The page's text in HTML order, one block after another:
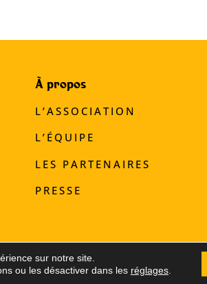
À propos
L’ASSOCIATION
L’ÉQUIPE
LES PARTENAIRES
PRESSE
sur notre site.
ou les désactiver dans les réglages.